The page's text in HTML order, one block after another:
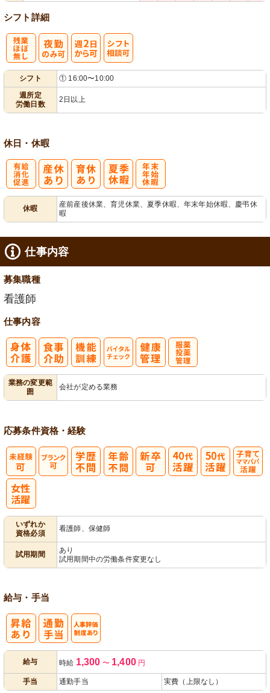
シフト詳細
シフト
① 16:00〜10:00
週所定
労働日数
2日以上
休日・休暇
休暇
産前産後休業、育児休業、夏季休暇、年末年始休暇、慶弔休
暇
仕事内容
募集職種
看護師
仕事内容
業務の変更範
囲
会社が定める業務
応募条件資格・経験
いずれか
資格必須
看護師、保健師
試用期間
あり
試用期間中の労働条件変更なし
給与・手当
給与 時給 1,300 〜 1,400円
手当 通勤手当 実費（上限なし）